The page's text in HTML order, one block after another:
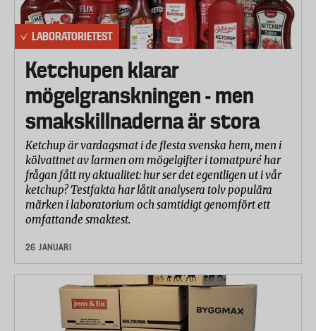
LABORATORIETEST
Ketchupen klarar
mögelgranskningen - men
smakskillnaderna är stora
Ketchup är vardagsmat i de flesta svenska hem, men i
kölvattnet av larmen om mögelgifter i tomatpuré har
frågan fått ny aktualitet: hur ser det egentligen ut i vår
ketchup? Testfakta har låtit analysera tolv populära
märken i laboratorium och samtidigt genomfört ett
omfattande smaktest.
26 JANUARI